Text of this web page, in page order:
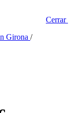
Cerrar
Girona /